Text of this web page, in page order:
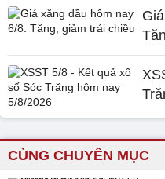
CÙNG CHUYÊN MỤC